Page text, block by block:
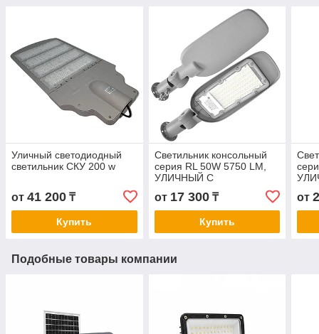
Уличный светодиодный
светильник СКУ 200 w
от 41 200 ₸
Купить
Светильник консольный
серия RL 50W 5750 LM,
УЛИЧНЫЙ С
КРЕПЛЕНИЕМ, НА ТРУБУ
И НА СТЕНУ. МЕНЯЕТ
УГОЛ НАКЛОНА.
от 17 300₸
Купить
И
от
Подобные товары компании